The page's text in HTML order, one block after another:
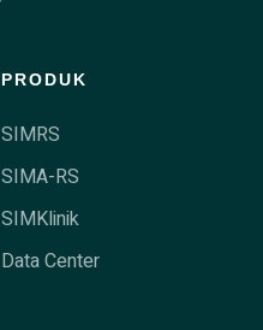
PRODUK
SIMRS
SIMA-RS
SIMKlinik
Data Center